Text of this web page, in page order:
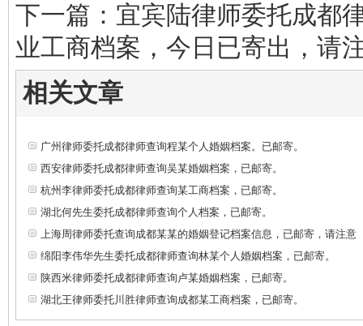
下一篇：宜宾陆律师委托成都
业工商档案，今日已寄出，请
相关文章
广州律师委托成都律师查询程某个人婚姻档案。已邮寄。
西安律师委托成都律师查询吴某婚姻档案，已邮寄。
杭州李律师委托成都律师查询某工商档案，已邮寄。
湖北何先生委托成都律师查询个人档案，已邮寄。
上海周律师委托查询成都某某的婚姻登记档案信息，已邮寄，请注意
绵阳李伟华先生委托成都律师查询林某个人婚姻档案，已邮寄。
陕西米律师委托成都律师查询卢某婚姻档案，已邮寄。
湖北王律师委托川胜律师查询成都某工商档案，已邮寄。